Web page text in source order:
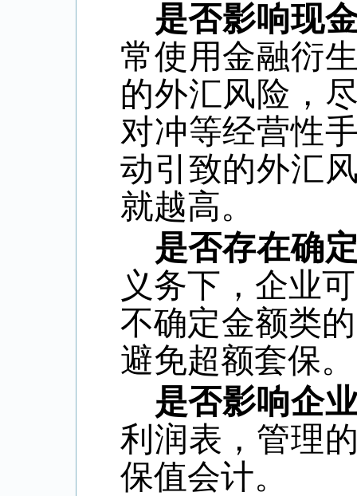
是否影响现
常使用金融衍
的外汇风险，
对冲等经营性
动引致的外汇
就越高。
是否存在确
义务下，企业
不确定金额类
避免超额套保。
是否影响企
利润表，管理
保值会计。